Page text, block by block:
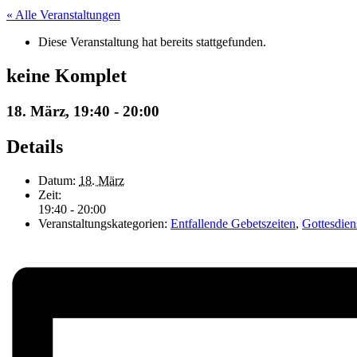
« Alle Veranstaltungen
Diese Veranstaltung hat bereits stattgefunden.
keine Komplet
18. März, 19:40 - 20:00
Details
Datum: 18. März
Zeit:
19:40 - 20:00
Veranstaltungskategorien: Entfallende Gebetszeiten,